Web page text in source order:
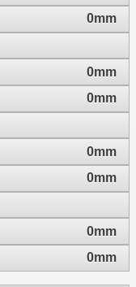
0mm
0mm
0mm
0mm
0mm
0mm
0mm